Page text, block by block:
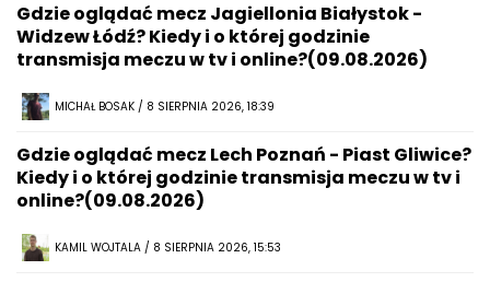
Gdzie oglądać mecz Jagiellonia Białystok -
Widzew Łódź? Kiedy i o której godzinie
transmisja meczu w tv i online?(09.08.2026)
MICHAŁ BOSAK / 8 SIERPNIA 2026, 18:39
Gdzie oglądać mecz Lech Poznań - Piast Gliwice?
Kiedy i o której godzinie transmisja meczu w tv i
online?(09.08.2026)
KAMIL WOJTALA / 8 SIERPNIA 2026, 15:53